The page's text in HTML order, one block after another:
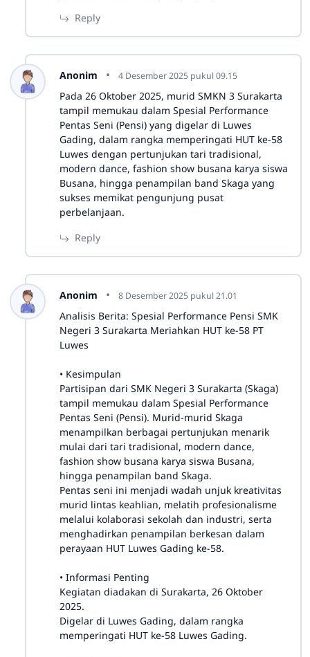
Reply
Anonim 4 Desember 2025 pukul 09.15
Pada 26 Oktober 2025, murid SMKN 3 Surakarta
tampil memukau dalam Spesial Performance
Pentas Seni (Pensi) yang digelar di Luwes
Gading, dalam rangka memperingati HUT ke-58
Luwes dengan pertunjukan tari tradisional,
modern dance, fashion show busana karya siswa
Busana, hingga penampilan band Skaga yang
sukses memikat pengunjung pusat
perbelanjaan.
Reply
Anonim 8 Desember 2025 pukul 21.01
Analisis Berita: Spesial Performance Pensi SMK
Negeri 3 Surakarta Meriahkan HUT ke-58 PT
Luwes
• Kesimpulan
Partisipan dari SMK Negeri 3 Surakarta (Skaga)
tampil memukau dalam Spesial Performance
Pentas Seni (Pensi). Murid-murid Skaga
menampilkan berbagai pertunjukan menarik
mulai dari tari tradisional, modern dance,
fashion show busana karya siswa Busana,
hingga penampilan band Skaga.
Pentas seni ini menjadi wadah unjuk kreativitas
murid lintas keahlian, melatih profesionalisme
melalui kolaborasi sekolah dan industri, serta
menghadirkan penampilan berkesan dalam
perayaan HUT Luwes Gading ke-58.
• Informasi Penting
Kegiatan diadakan di Surakarta, 26 Oktober
2025.
Digelar di Luwes Gading, dalam rangka
memperingati HUT ke-58 Luwes Gading.